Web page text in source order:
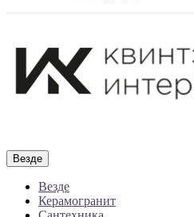
Везде
Везде
Керамогранит